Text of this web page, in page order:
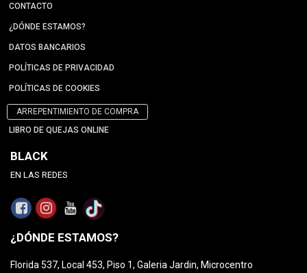
CONTACTO
¿DÓNDE ESTAMOS?
DATOS BANCARIOS
POLÍTICAS DE PRIVACIDAD
POLÍTICAS DE COOKIES
ARREPENTIMIENTO DE COMPRA
LIBRO DE QUEJAS ONLINE
BLACK
EN LAS REDES
¿DÓNDE ESTAMOS?
Florida 537, Local 453, Piso 1, Galeria Jardin, Microcentro